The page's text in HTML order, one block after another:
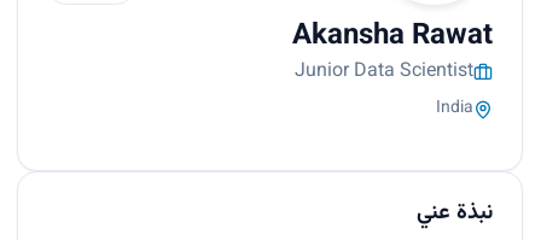
Akansha Rawat
Junior Data Scientist
India
نبذة عني